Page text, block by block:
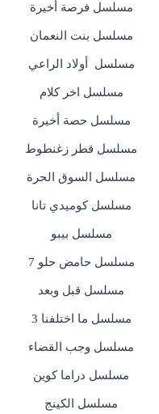
مسلسل فرصة أخيرة
مسلسل بنت النعمان
مسلسل أولاد الراعي
مسلسل اخر كلام
مسلسل حصة أخيرة
مسلسل قطر زغنطوط
مسلسل السوق الحرة
مسلسل كوميدي تانا
مسلسل بيبو
مسلسل حامض حلو 7
مسلسل قبل وبعد
مسلسل ما اختلفنا 3
مسلسل وجب القضاء
مسلسل دراما كوين
مسلسل الكينج